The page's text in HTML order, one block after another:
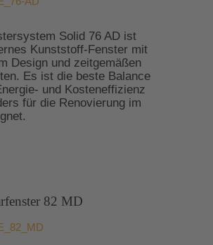
Solid 76 AD ist
Kunststoff-Fenster mit
Design und zeitgemäßen
Es ist die beste Balance
und Kosteneffizienz
für die Renovierung im
82 MD